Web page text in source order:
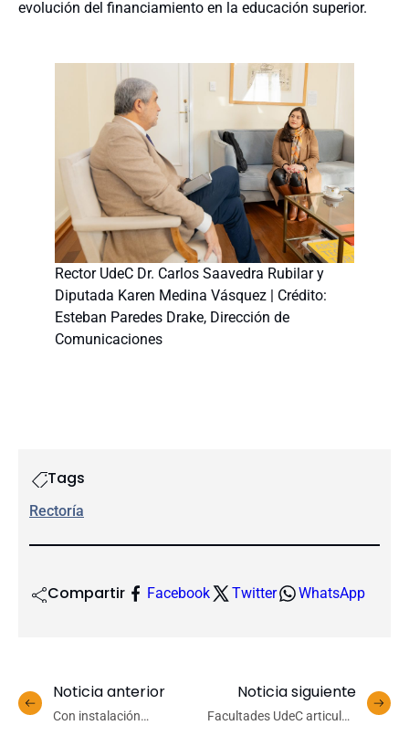
evolución del financiamiento en la educación superior.
Rector UdeC Dr. Carlos Saavedra Rubilar y
Diputada Karen Medina Vásquez | Crédito:
Esteban Paredes Drake, Dirección de
Comunicaciones
Tags
Rectoría
Compartir Facebook Twitter WhatsApp
Noticia anterior
Con instalación
Noticia siguiente
Facultades UdeC articulan